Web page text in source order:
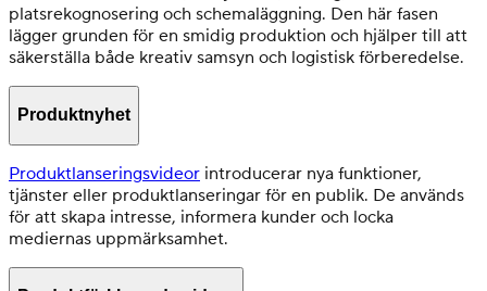
platsrekognosering och schemaläggning. Den här fasen
lägger grunden för en smidig produktion och hjälper till att
säkerställa både kreativ samsyn och logistisk förberedelse.
Produktnyhet
Produktlanseringsvideor introducerar nya funktioner,
tjänster eller produktlanseringar för en publik. De används
för att skapa intresse, informera kunder och locka
mediernas uppmärksamhet.